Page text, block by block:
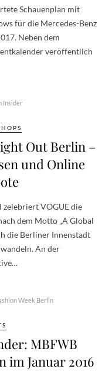
Schauenplan mit
für die Mercedes-Benz
Neben dem
veröffentlich
Insider
Out Berlin –
und Online
VOGUE die
dem Motto „A Global
die Berliner Innenstadt
An der
Week Berlin
MBFWB
im Januar 2016